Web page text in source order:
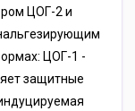
ЦОГ-2 и
ЦОГ-1 -
защитные